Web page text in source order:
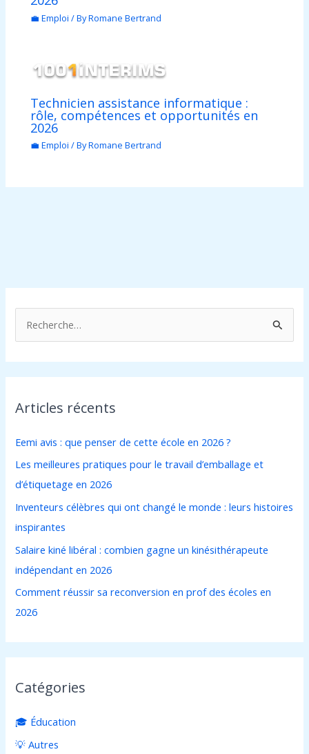
💼 Emploi / ByRomane Bertrand
Technicien assistance informatique :
rôle, compétences et opportunités en
2026
💼 Emploi / ByRomane Bertrand
e
c
h
e
r
:
Articles récents
Eemi avis : que penser de cette école en 2026 ?
Les meilleures pratiques pour le travail d’emballage et
d’étiquetage en 2026
Inventeurs célèbres qui ont changé le monde : leurs histoires
inspirantes
Salaire kiné libéral : combien gagne un kinésithérapeute
indépendant en 2026
Comment réussir sa reconversion en prof des écoles en
2026
Catégories
🎓 Éducation
💡 Autres